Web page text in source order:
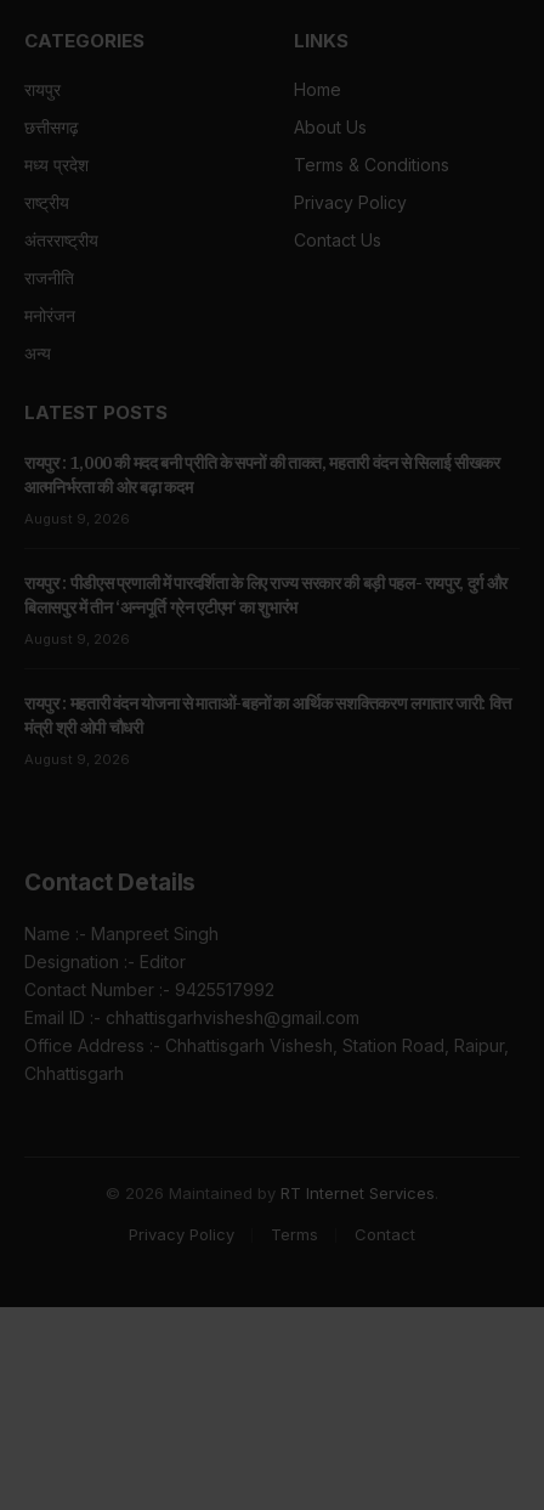
CATEGORIES
रायपुर
छत्तीसगढ़
मध्य प्रदेश
राष्ट्रीय
अंतरराष्ट्रीय
राजनीति
मनोरंजन
अन्य
LINKS
Home
About Us
Terms & Conditions
Privacy Policy
Contact Us
LATEST POSTS
रायपुर : 1,000 की मदद बनी प्रीति के सपनों की ताकत, महतारी वंदन से सिलाई सीखकर
आत्मनिर्भरता की ओर बढ़ा कदम
August 9, 2026
रायपुर : पीडीएस प्रणाली में पारदर्शिता के लिए राज्य सरकार की बड़ी पहल- रायपुर, दुर्ग और
बिलासपुर में तीन ‘अन्नपूर्ति ग्रेन एटीएम‘ का शुभारंभ
August 9, 2026
रायपुर : महतारी वंदन योजना से माताओं-बहनों का आर्थिक सशक्तिकरण लगातार जारी: वित्त
मंत्री श्री ओपी चौधरी
August 9, 2026
Contact Details
Name :- Manpreet Singh
Designation :- Editor
Contact Number :- 9425517992
Email ID :- chhattisgarhvishesh@gmail.com
Office Address :- Chhattisgarh Vishesh, Station Road, Raipur,
Chhattisgarh
© 2026 Maintained by RT Internet Services
Privacy Policy Terms Contact